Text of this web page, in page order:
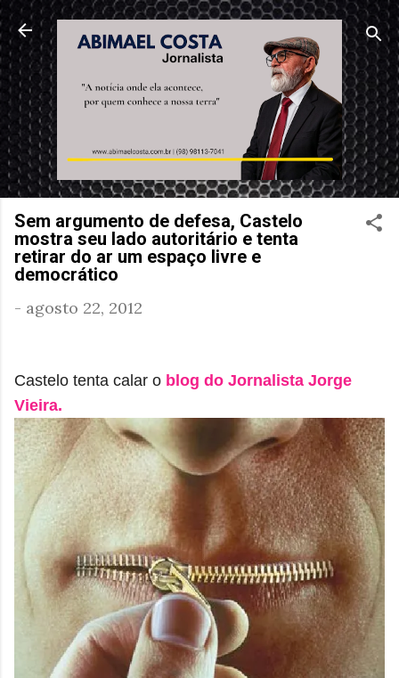
Pular para o conteúdo principal
Sem argumento de defesa, Castelo
mostra seu lado autoritário e tenta
retirar do ar um espaço livre e
democrático
- agosto 22, 2012
Castelo tenta calar o blog do Jornalista Jorge
Vieira.